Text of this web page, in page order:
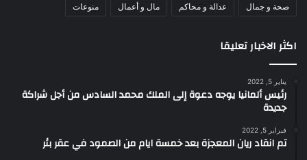
صحة و جمال عدالة و محاكم مال و أعمال منوعات
اكثر الاخبار تعليقا
يناير 5, 2022
رئيس ألمانيا يوجه دعوة إلى الملك محمد السادس من أجل شراكة
جديدة
فبراير 5, 2022
تم انقاد ريان المعجزة بعد خمسة ايام من الصمود في عقر بئر